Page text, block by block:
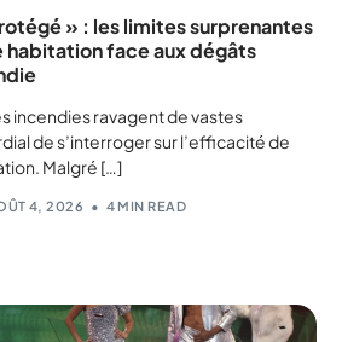
» : les limites surprenantes
habitation face aux dégâts
incendies ravagent de vastes
de s’interroger sur l’efficacité de
Malgré […]
4, 2026 4 MIN READ